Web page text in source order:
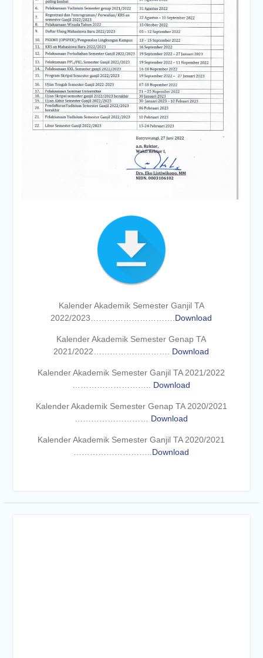
Kalender Akademik Semester Ganjil TA
2022/2023…………………………. Download
Kalender Akademik Semester Genap TA
2021/2022………………………. Download
Kalender Akademik Semester Ganjil TA 2021/2022
Download
Kalender Akademik Semester Genap TA 2020/2021
Download
Kalender Akademik Semester Ganjil TA 2020/2021
Download